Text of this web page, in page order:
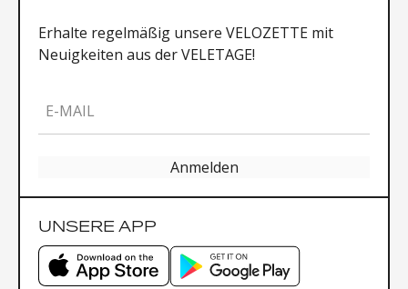
Erhalte regelmäßig unsere VELOZETTE mit
Neuigkeiten aus der VELETAGE!
E-MAIL
Anmelden
UNSERE APP